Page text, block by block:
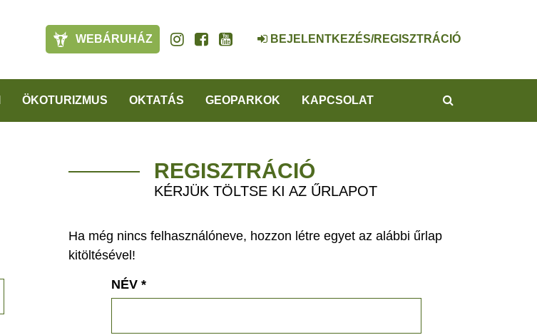
WEBÁRUHÁZ BEJELENTKEZÉS/REGISZTRÁCIÓ
ÖKOTURIZMUS OKTATÁS GEOPARKOK KAPCSOLAT
REGISZTRÁCIÓ
KÉRJÜK TÖLTSE KI AZ ŰRLAPOT
Ha még nincs felhasználóneve, hozzon létre egyet az alábbi űrlap
kitöltésével!
NÉV *